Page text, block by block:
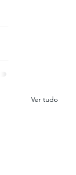
Ver tudo